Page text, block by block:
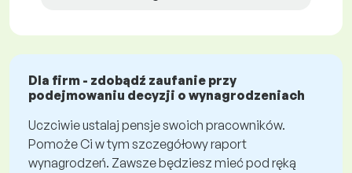
Dla firm - zdobądź zaufanie przy
podejmowaniu decyzji o wynagrodzeniach
Uczciwie ustalaj pensje swoich pracowników.
Pomoże Ci w tym szczegółowy raport
wynagrodzeń. Zawsze będziesz mieć pod ręką